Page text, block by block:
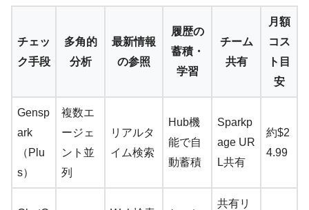
チェッ
ク手段
多角的
分析
最新情報
の参照
履歴の
蓄積・
学習
チーム
共有
月額
コス
ト目
安
Gensp
ark
（Plu
s）
複数エ
ージェ
ント並
列
リアルタ
イム検索
Hub機
能で自
動蓄積
Sparkp
age UR
L共有
約$2
4.99
共有リ